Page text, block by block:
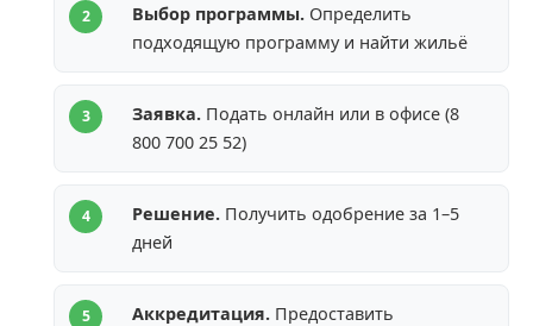
Выбор программы. Определить
подходящую программу и найти жильё
Заявка. Подать онлайн или в офисе (8
800 700 25 52)
Решение. Получить одобрение за 1–5
дней
Аккредитация. Предоставить